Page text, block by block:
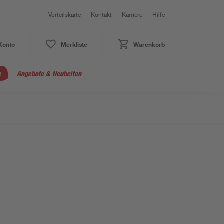
Vorteilskarte Kontakt Karriere Hilfe
Merkliste Warenkorb
Angebote & Neuheiten